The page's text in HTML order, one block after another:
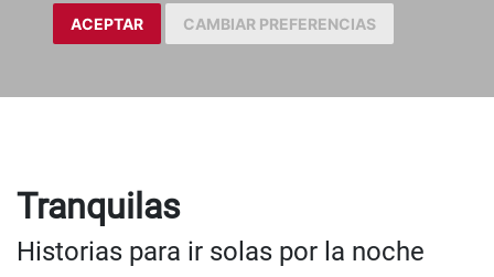
ACEPTAR CAMBIAR PREFERENCIAS
Tranquilas
Historias para ir solas por la noche